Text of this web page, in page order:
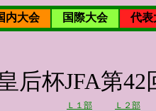
内大会 国際大会
代表
后杯JFA第
Ｌ１部 Ｌ２部